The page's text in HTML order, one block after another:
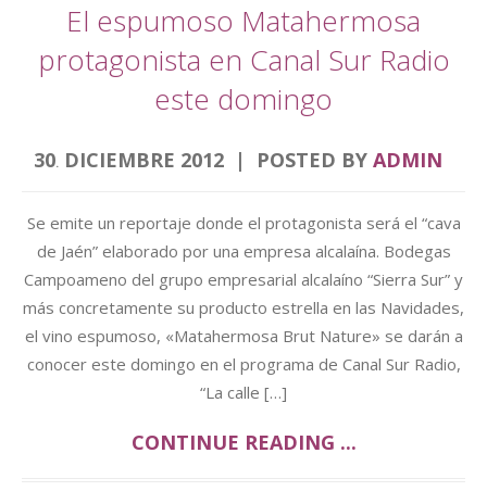
El espumoso Matahermosa
protagonista en Canal Sur Radio
este domingo
30. DICIEMBRE 2012 POSTED BY ADMIN
Se emite un reportaje donde el protagonista será el “cava
de Jaén” elaborado por una empresa alcalaína. Bodegas
Campoameno del grupo empresarial alcalaíno “Sierra Sur” y
más concretamente su producto estrella en las Navidades,
el vino espumoso, «Matahermosa Brut Nature» se darán a
conocer este domingo en el programa de Canal Sur Radio,
“La calle […]
CONTINUE READING ...